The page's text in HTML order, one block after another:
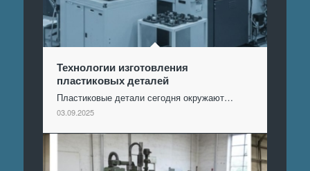
Технологии изготовления
пластиковых деталей
Пластиковые детали сегодня окружают…
03.09.2025